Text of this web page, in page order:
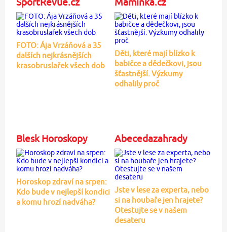
FOTO: Ája Vrzáňová a 35
dalších nejkrásnějších
krasobruslařek všech dob
Děti, které mají blízko k
babičce a dědečkovi, jsou
šťastnější. Výzkumy
odhalily proč
Blesk Horoskopy
Horoskop zdraví na srpen:
Kdo bude v nejlepší kondici
a komu hrozí nadváha?
Abecedazahrady
Jste v lese za experta, nebo
si na houbaře jen hrajete?
Otestujte se v našem
desateru